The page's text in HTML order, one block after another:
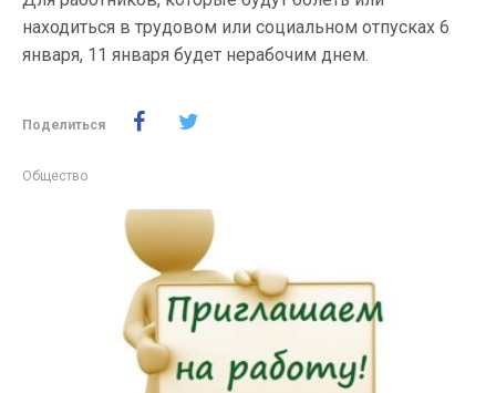
находиться в трудовом или социальном отпусках 6
января, 11 января будет нерабочим днем.
Поделиться
Общество